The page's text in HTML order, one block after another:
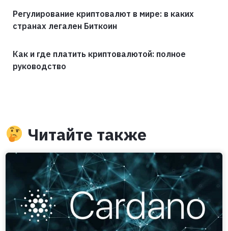
Регулирование криптовалют в мире: в каких
странах легален Биткоин
Как и где платить криптовалютой: полное
руководство
Читайте также